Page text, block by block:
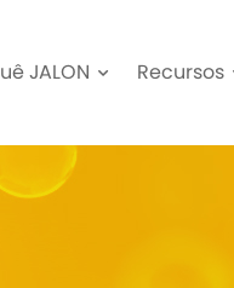
JALON Recursos